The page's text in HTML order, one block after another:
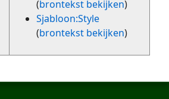
(brontekst bekijken)
Sjabloon:Style
(brontekst bekijken)